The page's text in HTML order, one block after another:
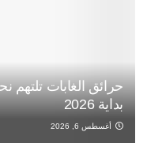
بداية 2026
أغسطس 6, 2026